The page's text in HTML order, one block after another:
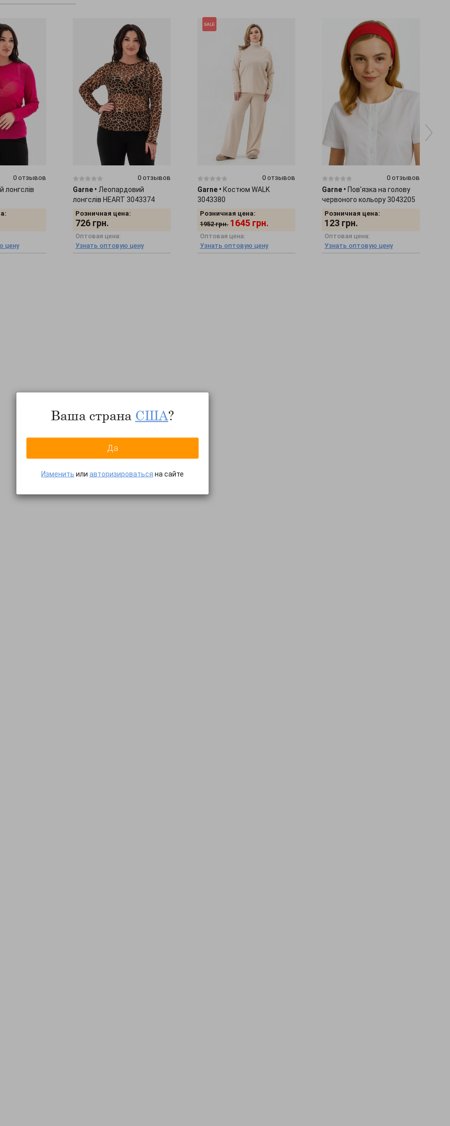
0 отзывов
лонгслів
цену
0 отзывов
Garne • Леопардовий
лонгслів HEART 3043374
Розничная цена:
726 грн.
Оптовая цена:
Узнать оптовую цену
0 отзывов
Garne • Костюм WALK
3043380
Розничная цена:
1952 грн. 1645 грн.
Оптовая цена:
Узнать оптовую цену
0 отзывов
Garne • Пов'язка на голову
червоного кольору 3043205
Розничная цена:
123 грн.
Оптовая цена:
Узнать оптовую цену
Ваша страна США?
Да
Изменить или авторизироваться на сайте